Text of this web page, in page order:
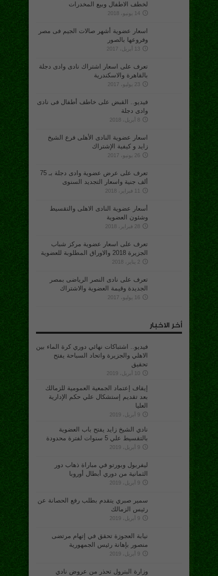
لخطف الاطفال وبيع المخدرات
14 يونيو، 2018
اسعار عضوية أشهر صالات الجيم فى مصر
وفروعها بالصور
13 أبريل، 2017
تعرف على اسعار اشتراك نادى وادى دجلة
بالقاهرة والاسكندرية
23 يوليو، 2017
فيديو.. القبض على خاطف أطفال فى نادى
وادى دجلة
8 أبريل، 2018
اسعار عضوية النادى الأهلى فرع الشيخ
زايد و كيفية الإشتراك
26 يونيو، 2017
تعرف على عرض عضوية وادى دجلة بـ 75
ألف جنية واسعار التجديد السنوى
11 فبراير، 2018
أسعار عضوية النادى الاهلى والتقسيط
وشئون العضوية
28 فبراير، 2018
تعرف على اسعار عضوية مركز شباب
الجزيرة 2018 والاوراق المطلوبة للعضوية
2 يناير، 2018
تعرف على نادى النصر الرياضى بمصر
الجديدة وقيمة العضوية والاشتراك
16 يوليو، 2017
أخر الاخبار
فيديو.. اشتباكات نهائي دوري كرة الماء بين
الاهلي والجزيرة واتحاد السباحة يفتح
تحقيق
10 أبريل، 2019
إيقاف إعتماد الجمعية العمومية للزمالك
بعد تقديم إستشكال علي حكم الإدارية
العليا
9 أبريل، 2019
نادي الشيخ زايد يفتح باب العضوية
بالتقسيط علي 5 سنوات لفترة محدودة
9 أبريل، 2019
ليفربول وبورتو في مباراة ذهاب دور
الثمانية من دوري أبطال أوروبا
9 أبريل، 2019
سمير صبري يتقدم بطلب رفع الحصانة عن
رئيس الزمالك
9 أبريل، 2019
نيابة العجوزة تحقق في إتهام مرتضى
منصور بإهانة رئيس الجمهورية
9 أبريل، 2019
وزارة البترول تحذر من عروض نادي